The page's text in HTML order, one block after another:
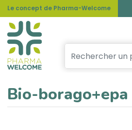
Le concept de Pharma-Welcome
Bio-borago+epa